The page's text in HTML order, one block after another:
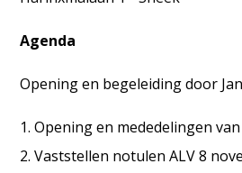
Agenda
Opening en begeleiding door
1. Opening en mededelingen
2. Vaststellen notulen ALV 8